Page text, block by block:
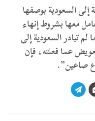
السعودية بوصفها
معها بشروط إنهاء
تبادر السعودية إلى
عما فعلته، فإن
صاعين”.